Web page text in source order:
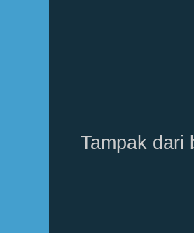
Tampak dari